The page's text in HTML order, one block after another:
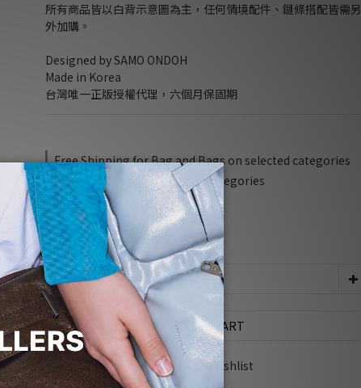
所有商品皆以白背示意圖為主，任何情境配件、鏈條搭配皆需另
外加購。
Designed by SAMO ONDOH
Made in Korea
台灣唯一正版授權代理，六個月保固期
Free Shipping for Bag and Bags on selected categories
5% off any bags on selected categories
NT$3,280NT$3,116
5% off
Quantity
ADD TO CART
Add to Wishlist